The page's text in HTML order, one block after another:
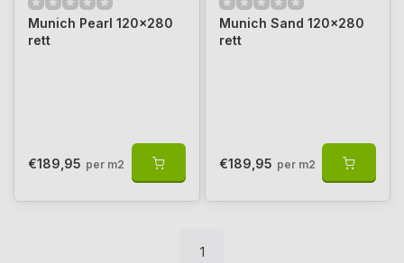
Munich Pearl 120x280
rett
€189,95 per m2
Munich Sand 120x280
rett
€189,95 per m2
1